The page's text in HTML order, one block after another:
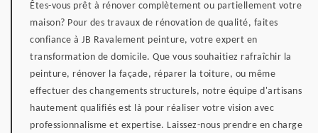
Êtes-vous prêt à rénover complètement ou partiellement votre
maison? Pour des travaux de rénovation de qualité, faites
confiance à JB Ravalement peinture, votre expert en
transformation de domicile. Que vous souhaitiez rafraîchir la
peinture, rénover la façade, réparer la toiture, ou même
effectuer des changements structurels, notre équipe d'artisans
hautement qualifiés est là pour réaliser votre vision avec
professionnalisme et expertise. Laissez-nous prendre en charge